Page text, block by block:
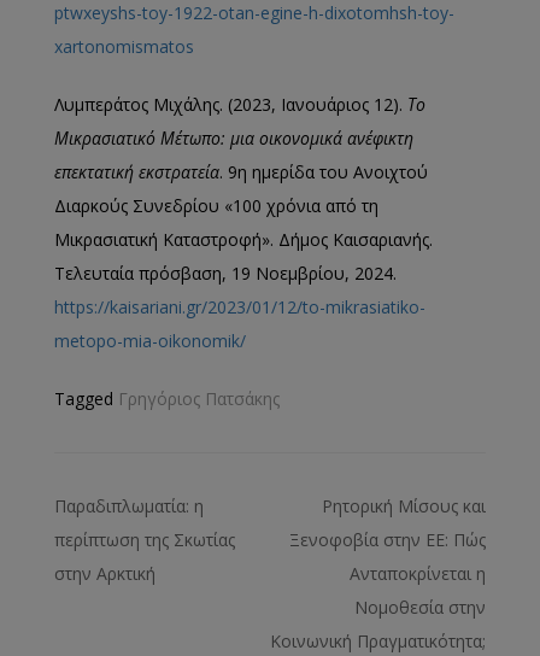
ptwxeyshs-toy-1922-otan-egine-h-dixotomhsh-toy-
xartonomismatos
Λυμπεράτος Μιχάλης. (2023, Ιανουάριος 12). Το
Μικρασιατικό Μέτωπο: μια οικονομικά ανέφικτη
επεκτατική εκστρατεία. 9η ημερίδα του Ανοιχτού
Διαρκούς Συνεδρίου «100 χρόνια από τη
Μικρασιατική Καταστροφή». Δήμος Καισαριανής.
Τελευταία πρόσβαση, 19 Νοεμβρίου, 2024.
https://kaisariani.gr/2023/01/12/to-mikrasiatiko-
metopo-mia-oikonomik/
Tagged Γρηγόριος Πατσάκης
Παραδιπλωματία: η
περίπτωση της Σκωτίας
στην Αρκτική
Ρητορική Μίσους και
Ξενοφοβία στην ΕΕ: Πώς
Ανταποκρίνεται η
Νομοθεσία στην
Κοινωνική Πραγματικότητα;